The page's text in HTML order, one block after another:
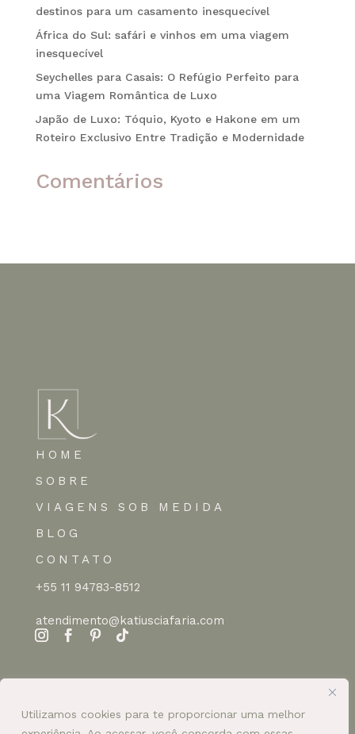
Utilizamos cookies para te proporcionar uma melhor
destinos para um casamento inesquecível
África do Sul: safári e vinhos em uma viagem
inesquecível
Seychelles para Casais: O Refúgio Perfeito para
uma Viagem Romântica de Luxo
Japão de Luxo: Tóquio, Kyoto e Hakone em um
Roteiro Exclusivo Entre Tradição e Modernidade
Comentários
HOME
SOBRE
VIAGENS SOB MEDIDA
BLOG
CONTATO
+55 11 94783-8512
atendimento@katiusciafaria.com